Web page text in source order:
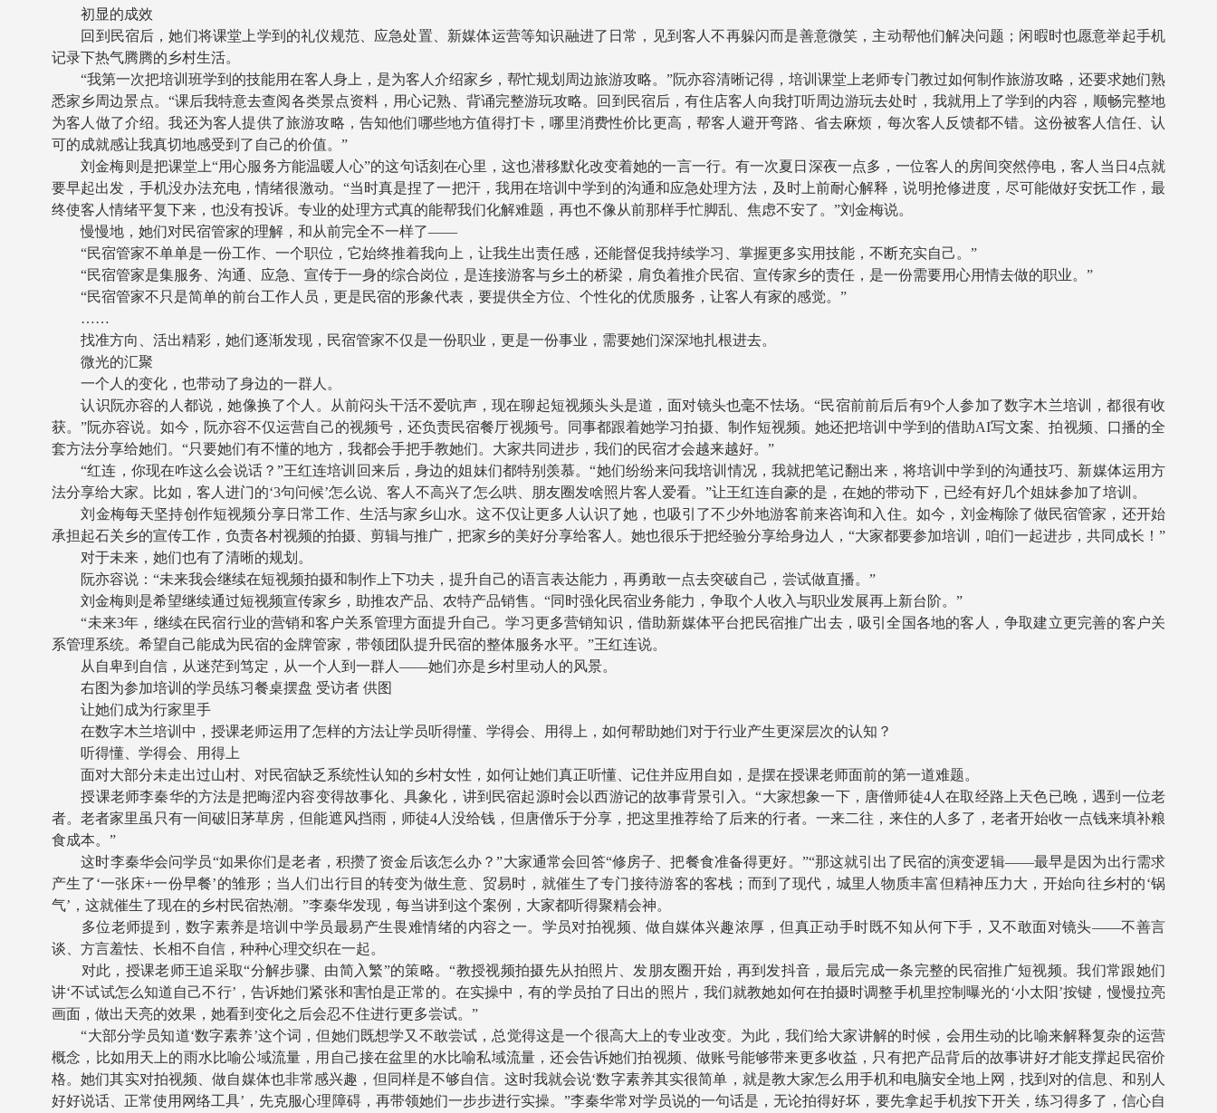
初显的成效
回到民宿后，她们将课堂上学到的礼仪规范、应急处置、新媒体运营等知识融进了日常，见到客人不再躲闪而是善意微笑，主动帮他们解决问题；闲暇时也愿意举起手机
记录下热气腾腾的乡村生活。
“我第一次把培训班学到的技能用在客人身上，是为客人介绍家乡，帮忙规划周边旅游攻略。”阮亦容清晰记得，培训课堂上老师专门教过如何制作旅游攻略，还要求她们熟
悉家乡周边景点。“课后我特意去查阅各类景点资料，用心记熟、背诵完整游玩攻略。回到民宿后，有住店客人向我打听周边游玩去处时，我就用上了学到的内容，顺畅完整地
为客人做了介绍。我还为客人提供了旅游攻略，告知他们哪些地方值得打卡，哪里消费性价比更高，帮客人避开弯路、省去麻烦，每次客人反馈都不错。这份被客人信任、认
可的成就感让我真切地感受到了自己的价值。”
刘金梅则是把课堂上“用心服务方能温暖人心”的这句话刻在心里，这也潜移默化改变着她的一言一行。有一次夏日深夜一点多，一位客人的房间突然停电，客人当日4点就
要早起出发，手机没办法充电，情绪很激动。“当时真是捏了一把汗，我用在培训中学到的沟通和应急处理方法，及时上前耐心解释，说明抢修进度，尽可能做好安抚工作，最
终使客人情绪平复下来，也没有投诉。专业的处理方式真的能帮我们化解难题，再也不像从前那样手忙脚乱、焦虑不安了。”刘金梅说。
慢慢地，她们对民宿管家的理解，和从前完全不一样了——
“民宿管家不单单是一份工作、一个职位，它始终推着我向上，让我生出责任感，还能督促我持续学习、掌握更多实用技能，不断充实自己。”
“民宿管家是集服务、沟通、应急、宣传于一身的综合岗位，是连接游客与乡土的桥梁，肩负着推介民宿、宣传家乡的责任，是一份需要用心用情去做的职业。”
“民宿管家不只是简单的前台工作人员，更是民宿的形象代表，要提供全方位、个性化的优质服务，让客人有家的感觉。”
……
找准方向、活出精彩，她们逐渐发现，民宿管家不仅是一份职业，更是一份事业，需要她们深深地扎根进去。
微光的汇聚
一个人的变化，也带动了身边的一群人。
认识阮亦容的人都说，她像换了个人。从前闷头干活不爱吭声，现在聊起短视频头头是道，面对镜头也毫不怯场。“民宿前前后后有9个人参加了数字木兰培训，都很有收
获。”阮亦容说。如今，阮亦容不仅运营自己的视频号，还负责民宿餐厅视频号。同事都跟着她学习拍摄、制作短视频。她还把培训中学到的借助AI写文案、拍视频、口播的全
套方法分享给她们。“只要她们有不懂的地方，我都会手把手教她们。大家共同进步，我们的民宿才会越来越好。”
“红连，你现在咋这么会说话？”王红连培训回来后，身边的姐妹们都特别羡慕。“她们纷纷来问我培训情况，我就把笔记翻出来，将培训中学到的沟通技巧、新媒体运用方
法分享给大家。比如，客人进门的‘3句问候’怎么说、客人不高兴了怎么哄、朋友圈发啥照片客人爱看。”让王红连自豪的是，在她的带动下，已经有好几个姐妹参加了培训。
刘金梅每天坚持创作短视频分享日常工作、生活与家乡山水。这不仅让更多人认识了她，也吸引了不少外地游客前来咨询和入住。如今，刘金梅除了做民宿管家，还开始
承担起石关乡的宣传工作，负责各村视频的拍摄、剪辑与推广，把家乡的美好分享给客人。她也很乐于把经验分享给身边人，“大家都要参加培训，咱们一起进步，共同成长！”
对于未来，她们也有了清晰的规划。
阮亦容说：“未来我会继续在短视频拍摄和制作上下功夫，提升自己的语言表达能力，再勇敢一点去突破自己，尝试做直播。”
刘金梅则是希望继续通过短视频宣传家乡，助推农产品、农特产品销售。“同时强化民宿业务能力，争取个人收入与职业发展再上新台阶。”
“未来3年，继续在民宿行业的营销和客户关系管理方面提升自己。学习更多营销知识，借助新媒体平台把民宿推广出去，吸引全国各地的客人，争取建立更完善的客户关
系管理系统。希望自己能成为民宿的金牌管家，带领团队提升民宿的整体服务水平。”王红连说。
从自卑到自信，从迷茫到笃定，从一个人到一群人——她们亦是乡村里动人的风景。
右图为参加培训的学员练习餐桌摆盘 受访者 供图
让她们成为行家里手
在数字木兰培训中，授课老师运用了怎样的方法让学员听得懂、学得会、用得上，如何帮助她们对于行业产生更深层次的认知？
听得懂、学得会、用得上
面对大部分未走出过山村、对民宿缺乏系统性认知的乡村女性，如何让她们真正听懂、记住并应用自如，是摆在授课老师面前的第一道难题。
授课老师李秦华的方法是把晦涩内容变得故事化、具象化，讲到民宿起源时会以西游记的故事背景引入。“大家想象一下，唐僧师徒4人在取经路上天色已晚，遇到一位老
者。老者家里虽只有一间破旧茅草房，但能遮风挡雨，师徒4人没给钱，但唐僧乐于分享，把这里推荐给了后来的行者。一来二往，来住的人多了，老者开始收一点钱来填补粮
食成本。”
这时李秦华会问学员“如果你们是老者，积攒了资金后该怎么办？”大家通常会回答“修房子、把餐食准备得更好。”“那这就引出了民宿的演变逻辑——最早是因为出行需求
产生了‘一张床+一份早餐’的雏形；当人们出行目的转变为做生意、贸易时，就催生了专门接待游客的客栈；而到了现代，城里人物质丰富但精神压力大，开始向往乡村的‘锅
气’，这就催生了现在的乡村民宿热潮。”李秦华发现，每当讲到这个案例，大家都听得聚精会神。
多位老师提到，数字素养是培训中学员最易产生畏难情绪的内容之一。学员对拍视频、做自媒体兴趣浓厚，但真正动手时既不知从何下手，又不敢面对镜头——不善言
谈、方言羞怯、长相不自信，种种心理交织在一起。
对此，授课老师王追采取“分解步骤、由简入繁”的策略。“教授视频拍摄先从拍照片、发朋友圈开始，再到发抖音，最后完成一条完整的民宿推广短视频。我们常跟她们
讲‘不试试怎么知道自己不行’，告诉她们紧张和害怕是正常的。在实操中，有的学员拍了日出的照片，我们就教她如何在拍摄时调整手机里控制曝光的‘小太阳’按键，慢慢拉亮
画面，做出天亮的效果，她看到变化之后会忍不住进行更多尝试。”
“大部分学员知道‘数字素养’这个词，但她们既想学又不敢尝试，总觉得这是一个很高大上的专业改变。为此，我们给大家讲解的时候，会用生动的比喻来解释复杂的运营
概念，比如用天上的雨水比喻公域流量，用自己接在盆里的水比喻私域流量，还会告诉她们拍视频、做账号能够带来更多收益，只有把产品背后的故事讲好才能支撑起民宿价
格。她们其实对拍视频、做自媒体也非常感兴趣，但同样是不够自信。这时我就会说‘数字素养其实很简单，就是教大家怎么用手机和电脑安全地上网，找到对的信息、和别人
好好说话、正常使用网络工具’，先克服心理障碍，再带领她们一步步进行实操。”李秦华常对学员说的一句话是，无论拍得好坏，要先拿起手机按下开关，练习得多了，信心自